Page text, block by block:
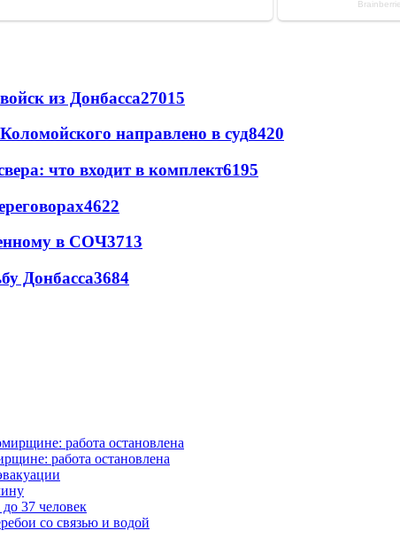
из Донбасса27015
направлено в суд8420
что входит в комплект6195
4622
в СОЧ3713
Донбасса3684
работа остановлена
37 человек
со связью и водой